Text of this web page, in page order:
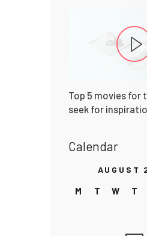
Top 5 movies for
seek for
Calendar
AUGUST
M T W T